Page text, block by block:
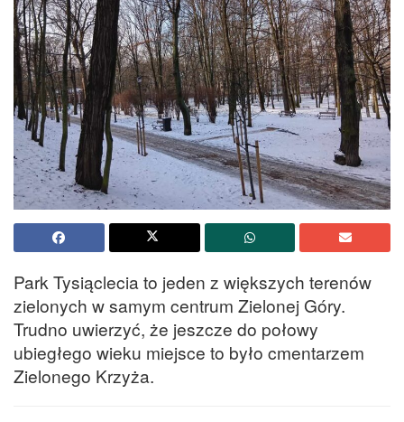
Park Tysiąclecia to jeden z większych terenów
zielonych w samym centrum Zielonej Góry.
Trudno uwierzyć, że jeszcze do połowy
ubiegłego wieku miejsce to było cmentarzem
Zielonego Krzyża.